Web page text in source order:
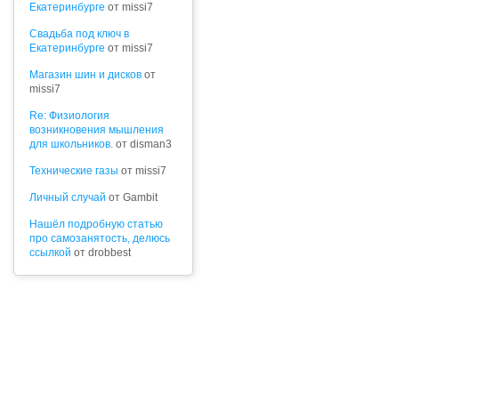
Екатеринбурге от missi7
Cвадьба под ключ в
Екатеринбурге от missi7
Магазин шин и дисков от
missi7
Re: Физиология
возникновения мышления
для школьников. от disman3
Технические газы от missi7
Личный случай от Gambit
Нашёл подробную статью
про самозанятость, делюсь
ссылкой от drobbest